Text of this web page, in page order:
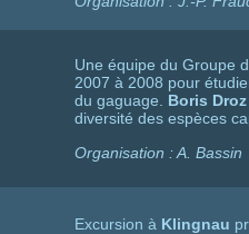
Une équipe du Groupe
2007 à 2008 pour
du gaguage. Boris Droz
diversité des espèces
Organisation : A. Bassin
Excursion à Klingnau